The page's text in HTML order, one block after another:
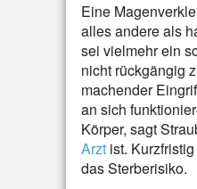
Eine
alles andere als
sei vielmehr ein
nicht rückgängig
machender
an sich
Körper, sagt
Arzt ist.
das Sterberisiko.